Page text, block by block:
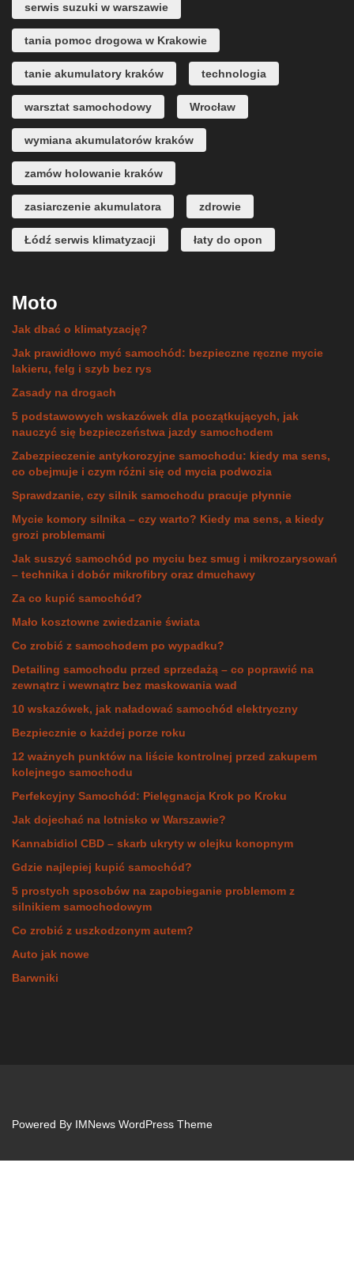
serwis suzuki w warszawie
tania pomoc drogowa w Krakowie
tanie akumulatory kraków technologia
warsztat samochodowy Wrocław
wymiana akumulatorów kraków
zamów holowanie kraków
zasiarczenie akumulatora zdrowie
Łódź serwis klimatyzacji łaty do opon
Moto
Jak dbać o klimatyzację?
Jak prawidłowo myć samochód: bezpieczne ręczne mycie
lakieru, felg i szyb bez rys
Zasady na drogach
5 podstawowych wskazówek dla początkujących, jak
nauczyć się bezpieczeństwa jazdy samochodem
Zabezpieczenie antykorozyjne samochodu: kiedy ma sens,
co obejmuje i czym różni się od mycia podwozia
Sprawdzanie, czy silnik samochodu pracuje płynnie
Mycie komory silnika – czy warto? Kiedy ma sens, a kiedy
grozi problemami
Jak suszyć samochód po myciu bez smug i mikrozarysowań
– technika i dobór mikrofibry oraz dmuchawy
Za co kupić samochód?
Mało kosztowne zwiedzanie świata
Co zrobić z samochodem po wypadku?
Detailing samochodu przed sprzedażą – co poprawić na
zewnątrz i wewnątrz bez maskowania wad
10 wskazówek, jak naładować samochód elektryczny
Bezpiecznie o każdej porze roku
12 ważnych punktów na liście kontrolnej przed zakupem
kolejnego samochodu
Perfekcyjny Samochód: Pielęgnacja Krok po Kroku
Jak dojechać na lotnisko w Warszawie?
Kannabidiol CBD – skarb ukryty w olejku konopnym
Gdzie najlepiej kupić samochód?
5 prostych sposobów na zapobieganie problemom z
silnikiem samochodowym
Co zrobić z uszkodzonym autem?
Auto jak nowe
Barwniki
Powered By IMNews WordPress Theme